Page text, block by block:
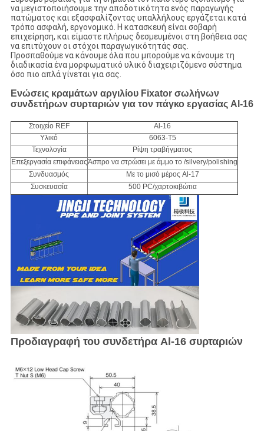
να μεγιστοποιήσουμε την αποδοτικότητα ενός παραγωγής
πατώματος και εξασφαλίζοντας υπαλλήλους εργάζεται κατά
τρόπο ασφαλή, εργονομικό. Η κατασκευή είναι σοβαρή
επιχείρηση, και είμαστε πλήρως δεσμευμένοι στη βοήθεια σας
να επιτύχουν οι στόχοι παραγωγικότητάς σας.
Προσπαθούμε να κάνουμε όλα που μπορούμε να κάνουμε τη
διαδικασία ένα μορφωματικό υλικό διαχειριζόμενο σύστημα
όσο πιο απλά γίνεται για σας.
Ενώσεις κραμάτων αργιλίου Fixator σωλήνων
συνδετήρων συρταριών για τον πάγκο εργασίας Al-16
Στοιχείο REF
Al-16
Υλικό
6063-T5
Τεχνολογία
Ρίψη τραβήγματος
Επεξεργασία επιφάνειαςΆσπρο να στρώσει με άμμο το /silvery/polishing
Συνδυασμός
Με το μισό μέρος Al-17
Συσκευασία
500 PC/χαρτοκιβώτια
Προδιαγραφή του συνδετήρα Al-16 συρταριών